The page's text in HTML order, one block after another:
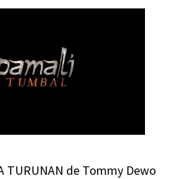
TURUNAN de Tommy Dewo